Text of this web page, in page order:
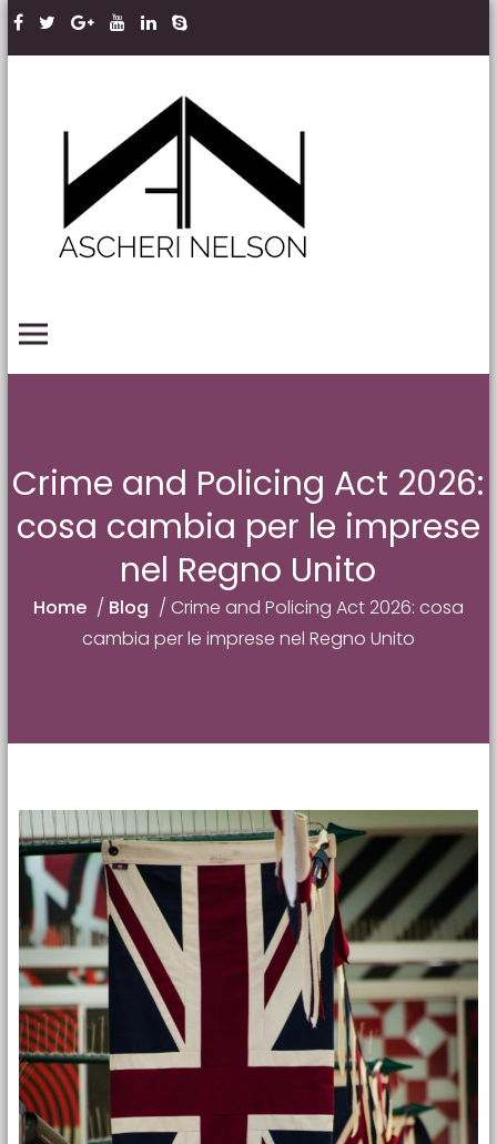
Skip to content
Crime and Policing Act 2026:
cosa cambia per le imprese
nel Regno Unito
Home / Blog / Crime and Policing Act 2026: cosa
cambia per le imprese nel Regno Unito